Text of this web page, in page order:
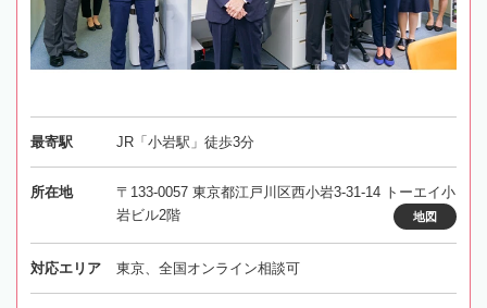
最寄駅 JR「小岩駅」徒歩3分
所在地
〒133-0057 東京都江戸川区西小岩3-31-14 トーエイ小
岩ビル2階
地図
対応エリア 東京、全国オンライン相談可